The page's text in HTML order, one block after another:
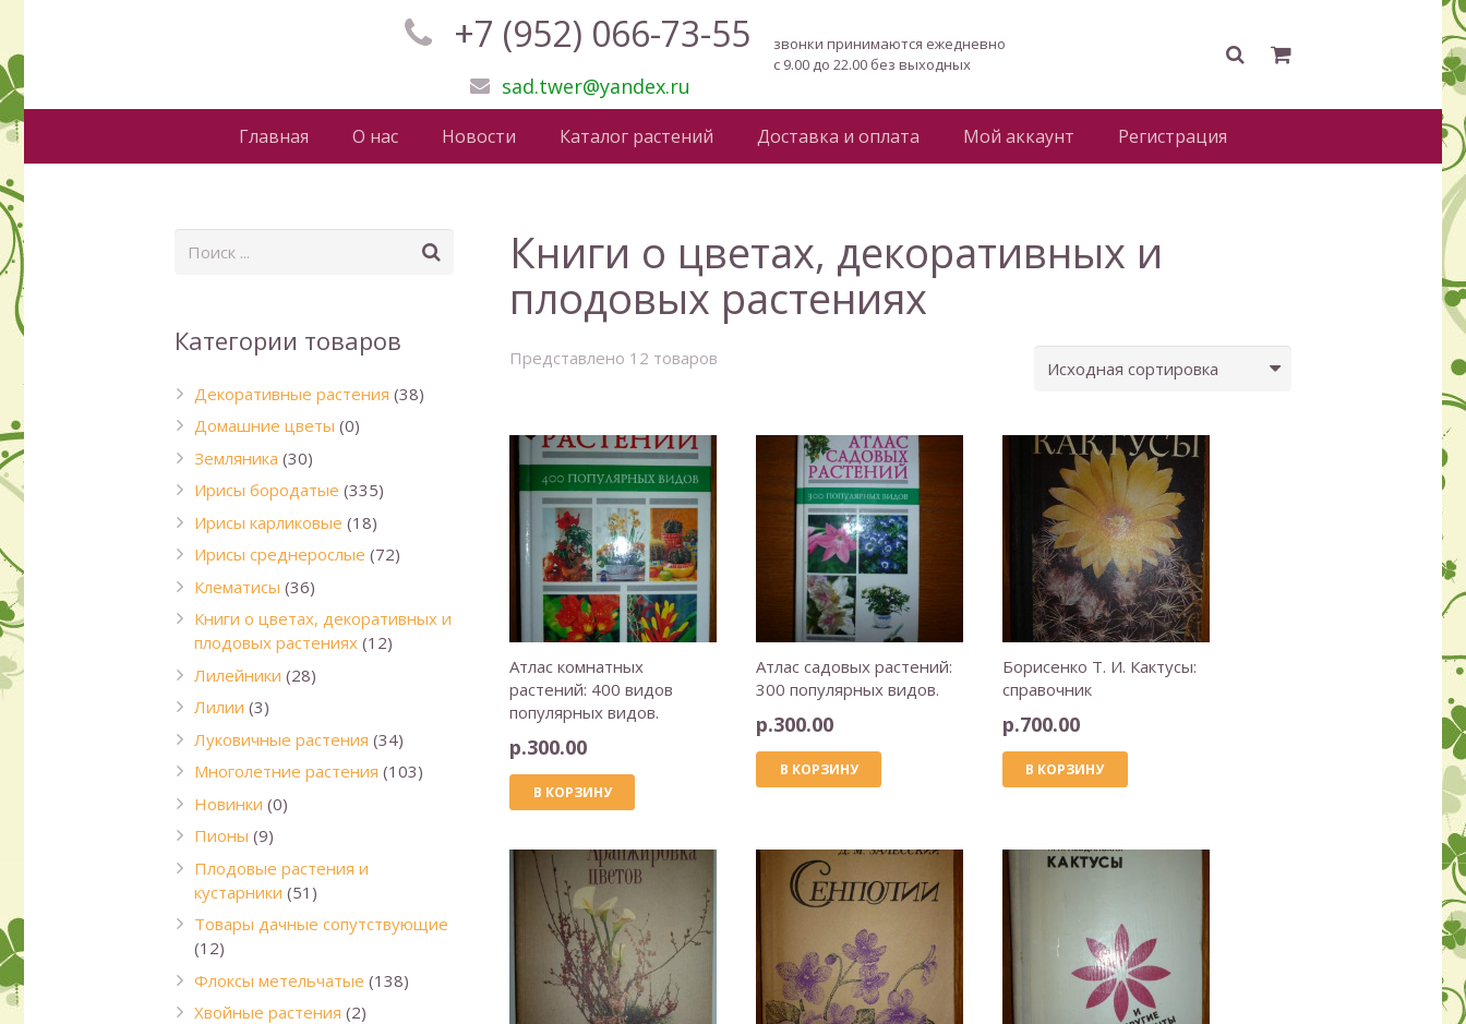
+7 (952) 066-73-55
sad.twer@yandex.ru
звонки принимаются ежедневно
с 9.00 до 22.00 без выходных
Главная О нас Новости Каталог растений Доставка и оплата Мой аккаунт Регистрация
Книги о цветах, декоративных и
плодовых растениях
Представлено 12 товаров
Атлас комнатных
растений: 400 видов
популярных видов.
р.300.00
В КОРЗИНУ
Атлас садовых растений:
300 популярных видов.
р.300.00
В КОРЗИНУ
Борисенко Т. И. Кактусы:
справочник
р.700.00
В КОРЗИНУ
Категории товаров
Декоративные растения (38)
Домашние цветы (0)
Земляника (30)
Ирисы бородатые (335)
Ирисы карликовые (18)
Ирисы среднерослые (72)
Клематисы (36)
Книги о цветах, декоративных и
плодовых растениях (12)
Лилейники (28)
Лилии (3)
Луковичные растения (34)
Многолетние растения (103)
Новинки (0)
Пионы (9)
Плодовые растения и
кустарники (51)
Товары дачные сопутствующие
(12)
Флоксы метельчатые (138)
Хвойные растения (2)